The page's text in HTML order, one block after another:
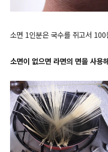
소면 1인분은 국수를 쥐고서
소면이 없으면 라면의 면을 사용